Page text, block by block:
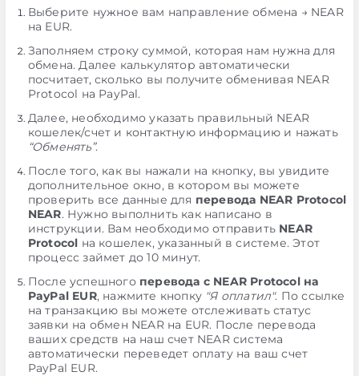
Выберите нужное вам направление обмена → NEAR
на EUR.
Заполняем строку суммой, которая нам нужна для
обмена. Далее калькулятор автоматически
посчитает, сколько вы получите обменивая NEAR
Protocol на PayPal.
Далее, необходимо указать правильный NEAR
кошелек/счет и контактную информацию и нажать
“Обменять”.
После того, как вы нажали на кнопку, вы увидите
дополнительное окно, в котором вы можете
проверить все данные для перевода NEAR Protocol
NEAR. Нужно выполнить как написано в
инструкции. Вам необходимо отправить NEAR
Protocol на кошелек, указанный в системе. Этот
процесс займет до 10 минут.
После успешного перевода с NEAR Protocol на
PayPal EUR, нажмите кнопку "Я оплатил". По ссылке
на транзакцию вы можете отслеживать статус
заявки на обмен NEAR на EUR. После перевода
ваших средств на наш счет NEAR система
автоматически переведет оплату на ваш счет
PayPal EUR.